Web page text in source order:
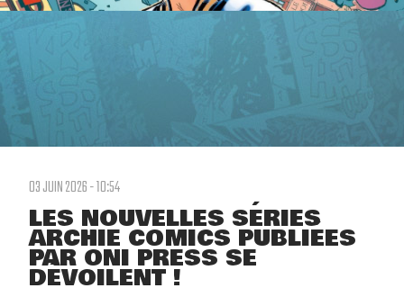
03 JUIN 2026 - 10:54
LES NOUVELLES SÉRIES
ARCHIE COMICS PUBLIÉES
PAR ONI PRESS SE
DÉVOILENT !